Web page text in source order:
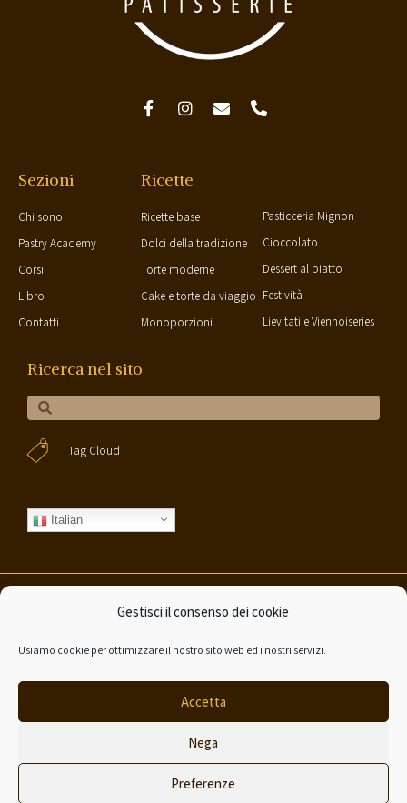
Gestisci il consenso dei cookie
Usiamo cookie per ottimizzare il nostro sito web ed i nostri servizi.
Accetta
Nega
Preferenze
Sezioni
Chi sono
Pastry Academy
Corsi
Libro
Contatti
Ricette
Ricette base
Dolci della tradizione
Torte moderne
Cake e torte da viaggio
Monoporzioni
Pasticceria Mignon
Cioccolato
Dessert al piatto
Festività
Lievitati e Viennoiseries
Ricerca nel sito
Tag Cloud
Italian
©Valerio Barralis 2020 – All rights reserved | P.IVA 03776250122